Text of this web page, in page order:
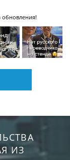
ИЗ